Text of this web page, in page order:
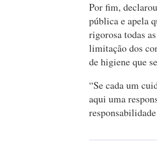
Por fim,
pública e apela
rigorosa todas
limitação dos
de higiene que
“Se cada um
aqui uma